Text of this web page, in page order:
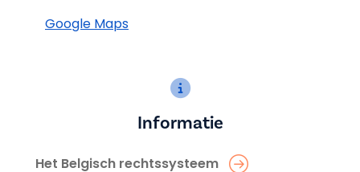
Google Maps
Informatie
Het Belgisch rechtssysteem